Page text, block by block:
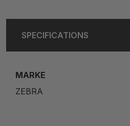
SPECIFICATIONS
MARKE
ZEBRA